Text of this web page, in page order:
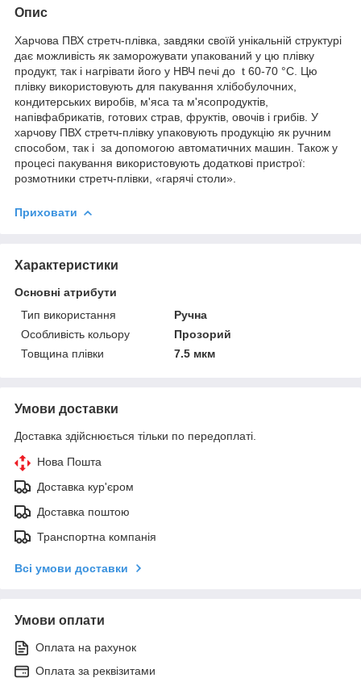
Опис
Харчова ПВХ стретч-плівка, завдяки своїй унікальній структурі
дає можливість як заморожувати упакований у цю плівку
продукт, так і нагрівати його у НВЧ печі до t 60-70 °C. Цю
плівку використовують для пакування хлібобулочних,
кондитерських виробів, м'яса та м'ясопродуктів,
напівфабрикатів, готових страв, фруктів, овочів і грибів. У
харчову ПВХ стретч-плівку упаковують продукцію як ручним
способом, так і за допомогою автоматичних машин. Також у
процесі пакування використовують додаткові пристрої:
розмотники стретч-плівки, «гарячі столи».
Приховати
Характеристики
Основні атрибути
Тип використання
Ручна
Особливість кольору
Прозорий
Товщина плівки
7.5 мкм
Умови доставки
Доставка здійснюється тільки по передоплаті.
Нова Пошта
Доставка кур'єром
Доставка поштою
Транспортна компанія
Всі умови доставки
Умови оплати
Оплата на рахунок
Оплата за реквізитами